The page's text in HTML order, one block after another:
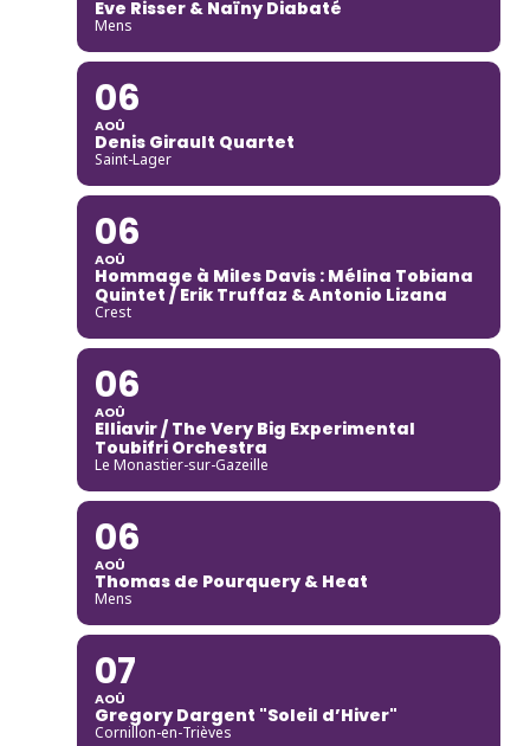
Eve Risser & Naïny Diabaté
Mens
06
AOÛ
Denis Girault Quartet
Saint-Lager
06
AOÛ
Hommage à Miles Davis : Mélina Tobiana
Quintet / Erik Truffaz & Antonio Lizana
Crest
06
AOÛ
Elliavir / The Very Big Experimental
Toubifri Orchestra
Le Monastier-sur-Gazeille
06
AOÛ
Thomas de Pourquery & Heat
Mens
07
AOÛ
Gregory Dargent "Soleil d’Hiver"
Cornillon-en-Trièves